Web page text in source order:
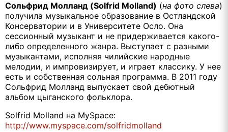
Сольфрид Молланд (Solfrid Molland) (на фото слева)
получила музыкальное образование в Остландской
Консерватории и в Университете Осло. Она
сессионный музыкант и не придерживается какого-
либо определенного жанра. Выступает с разными
музыкантами, исполняя чилийские народные
мелодии, и импровизирует, и играет классику. У нее
есть и собственная сольная программа. В 2011 году
Сольфрид Молланд выпускает свой дебютный
альбом цыганского фольклора.
Solfrid Molland на MySpace:
http://www.myspace.com/solfridmolland